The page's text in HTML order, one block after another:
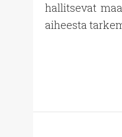
hallitsevat
aiheesta